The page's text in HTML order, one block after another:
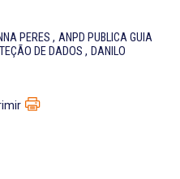
PERES , ANPD PUBLICA GUIA
DE DADOS , DANILO